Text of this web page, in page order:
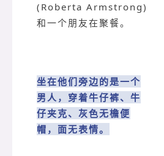
(Roberta Armstrong)
和一个朋友在聚餐。
坐在他们旁边的是一个
男人，穿着牛仔裤、牛
仔夹克、灰色无檐便
帽，面无表情。